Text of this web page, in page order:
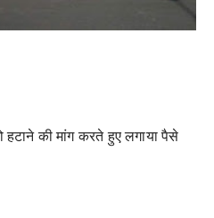
मांग करते हुए लगाया पैसे